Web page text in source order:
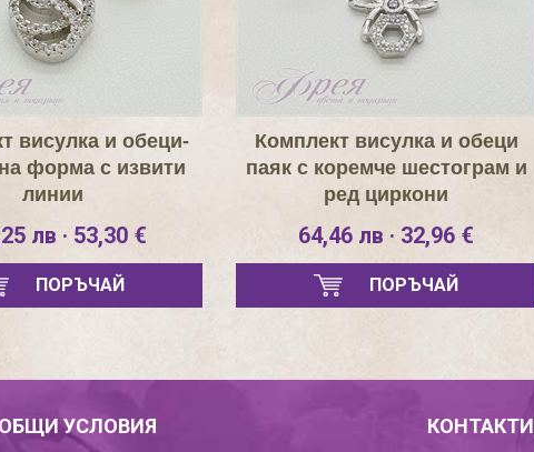
висулка и обеци-
форма с извити
линии
лв · 53,30 €
ПОРЪЧАЙ
Комплект висулка и обеци
паяк с коремче шестограм и
ред циркони
64,46 лв · 32,96 €
ПОРЪЧАЙ
ОБЩИ УСЛОВИЯ КОНТАКТИ